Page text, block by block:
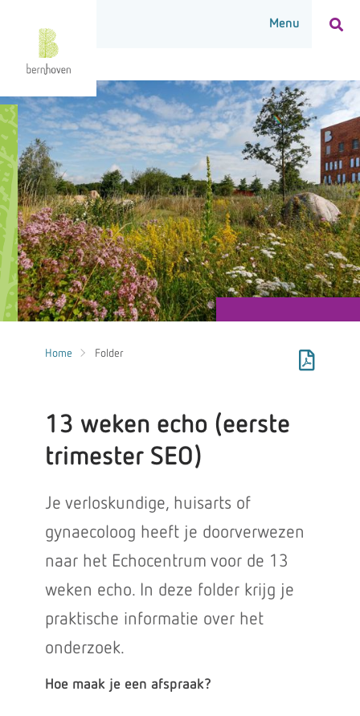
Home Folder
13 weken echo (eerste
trimester SEO)
Je verloskundige, huisarts of
gynaecoloog heeft je doorverwezen
naar het Echocentrum voor de 13
weken echo. In deze folder krijg je
praktische informatie over het
onderzoek.
Hoe maak je een afspraak?